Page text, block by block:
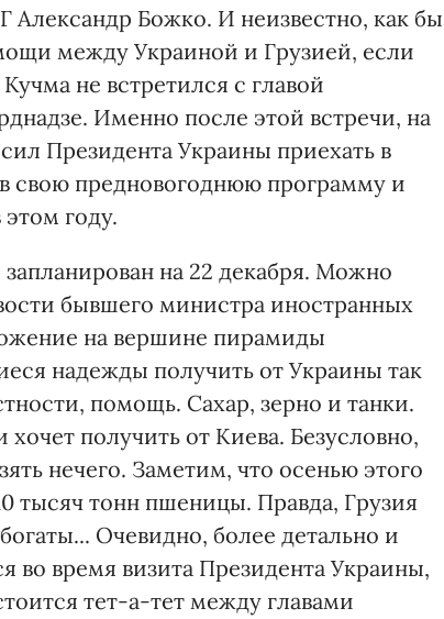
Божко. И неизвестно, как бы
между Украиной и Грузией, если
не встретился с главой
Именно после этой встречи, на
Президента Украины приехать в
свою предновогоднюю программу и
году.
на 22 декабря. Можно
бывшего министра иностранных
на вершине пирамиды
надежды получить от Украины так
помощь. Сахар, зерно и танки.
получить от Киева. Безусловно,
нечего. Заметим, что осенью этого
тысяч тонн пшеницы. Правда, Грузия
Очевидно, более детально и
во время визита Президента Украины,
тет-а-тет между главами